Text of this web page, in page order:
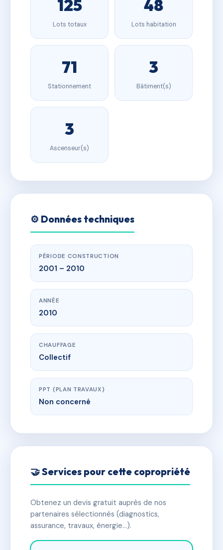
125
Lots totaux
48
Lots habitation
71
Stationnement
3
Bâtiment(s)
3
Ascenseur(s)
⚙️ Données techniques
PÉRIODE CONSTRUCTION
2001 – 2010
ANNÉE
2010
CHAUFFAGE
Collectif
PPT (PLAN TRAVAUX)
Non concerné
🤝 Services pour cette copropriété
Obtenez un devis gratuit auprès de nos
partenaires sélectionnés (diagnostics,
assurance, travaux, énergie…).